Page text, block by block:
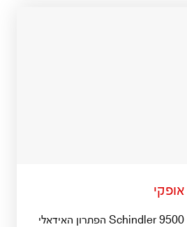
גלו את המסוע האופקי Schindler 9500 הפתרון האידאלי